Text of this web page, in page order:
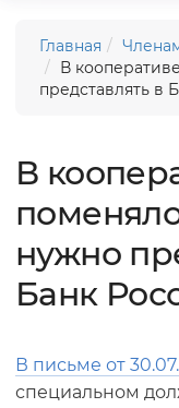
Главная
В
представлять в
В
нужно
Банк
В письме от
специальном